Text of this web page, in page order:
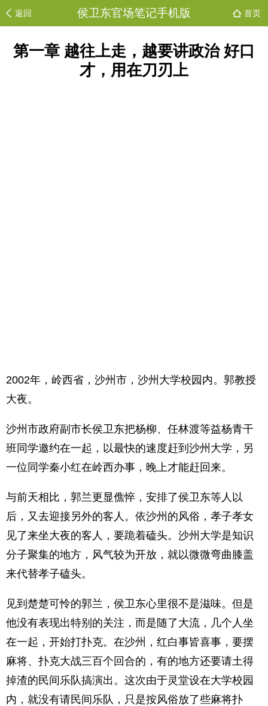
返回 侯卫东官场笔记手机版 首页
第一章 越往上走，越要讲政治 好口
才，用在刀刃上
2002年，岭西省，沙州市，沙州大学校园内。郭教授
大夜。
沙州市政府副市长侯卫东把杨柳、任林渡等益杨青干
班同学邀约在一起，以最快的速度赶到沙州大学，另
一位同学秦小红在岭西办事，晚上才能赶回来。
与前天相比，郭兰更显僬悴，安排了侯卫东等人以
后，又去迎接另外的客人。依沙州的风俗，孝子孝女
见了来坐大夜的客人，要跪着磕头。沙州大学是知识
分子聚集的地方，风气较为开放，就以微微弯曲膝盖
来代替孝子磕头。
见到楚楚可怜的郭兰，侯卫东心里很不是滋味。但是
他没有表现出特别的关注，而是随了大流，几个人坐
在一起，开始打扑克。在沙州，红白事皆喜事，要摆
麻将、扑克大战三百个回合的，有的地方还要请土得
掉渣的民间乐队搞演出。这次由于灵堂设在大学校园
内，就没有请民间乐队，只是按风俗放了些麻将扑